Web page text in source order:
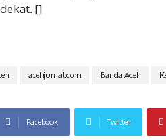
[]
acehjurnal.com Banda Aceh
Facebook Twitter